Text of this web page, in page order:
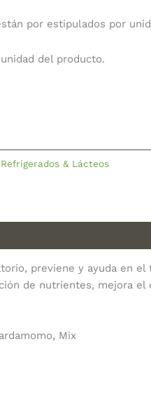
por estipulados por
del producto.
Refrigerados & Lácteos
previene y ayuda en
de nutrientes, mejora el
Mix